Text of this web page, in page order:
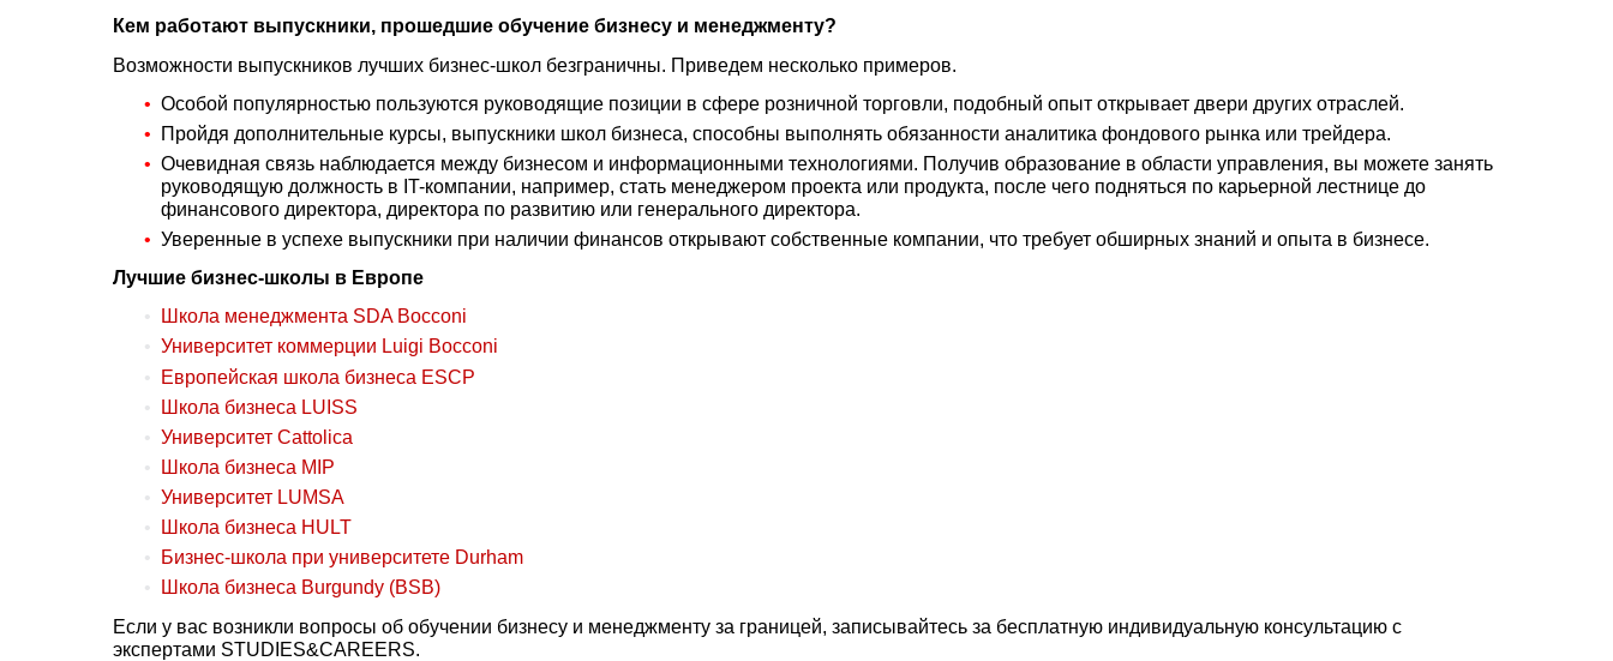
Кем работают выпускники, прошедшие обучение бизнесу и менеджменту?
Возможности выпускников лучших бизнес-школ безграничны. Приведем несколько примеров.
Особой популярностью пользуются руководящие позиции в сфере розничной торговли, подобный опыт открывает двери других отраслей.
Пройдя дополнительные курсы, выпускники школ бизнеса, способны выполнять обязанности аналитика фондового рынка или трейдера.
Очевидная связь наблюдается между бизнесом и информационными технологиями. Получив образование в области управления, вы можете занять
руководящую должность в IT-компании, например, стать менеджером проекта или продукта, после чего подняться по карьерной лестнице до
финансового директора, директора по развитию или генерального директора.
Уверенные в успехе выпускники при наличии финансов открывают собственные компании, что требует обширных знаний и опыта в бизнесе.
Лучшие бизнес-школы в Европе
Школа менеджмента SDA Bocconi
Университет коммерции Luigi Bocconi
Европейская школа бизнеса ESCP
Школа бизнеса LUISS
Университет Cattolica
Школа бизнеса MIP
Университет LUMSA
Школа бизнеса HULT
Бизнес-школа при университете Durham
Школа бизнеса Burgundy (BSB)
Если у вас возникли вопросы об обучении бизнесу и менеджменту за границей, записывайтесь за бесплатную индивидуальную консультацию с
экспертами STUDIES&CAREERS.